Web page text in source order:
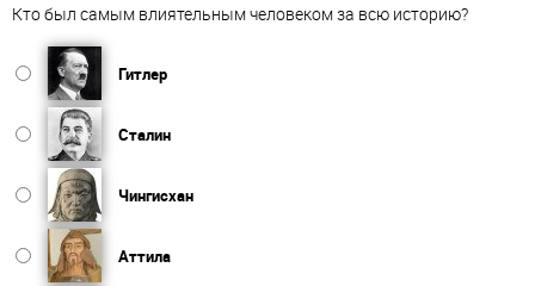
Кто был самым влиятельным человеком за всю историю?
Гитлер
Сталин
Чингисхан
Аттила